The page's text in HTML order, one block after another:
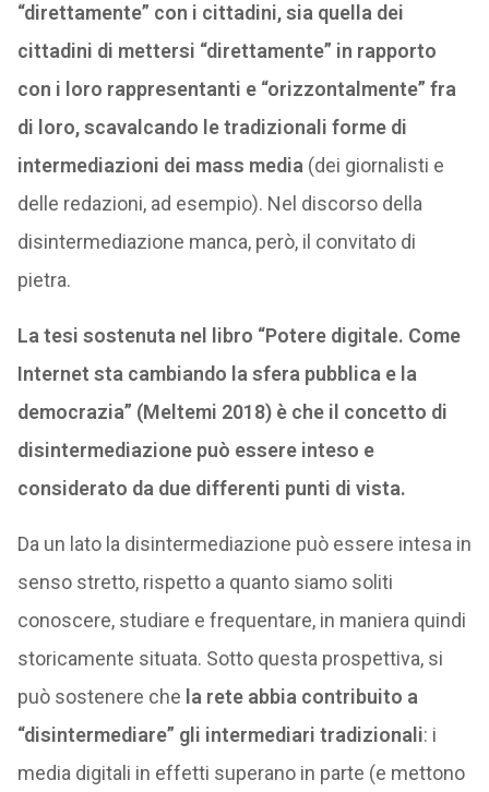
“direttamente” con i cittadini, sia quella dei
cittadini di mettersi “direttamente” in rapporto
con i loro rappresentanti e “orizzontalmente” fra
di loro, scavalcando le tradizionali forme di
intermediazioni dei mass media (dei giornalisti e
delle redazioni, ad esempio). Nel discorso della
disintermediazione manca, però, il convitato di
pietra.
La tesi sostenuta nel libro “Potere digitale. Come
Internet sta cambiando la sfera pubblica e la
democrazia” (Meltemi 2018) è che il concetto di
disintermediazione può essere inteso e
considerato da due differenti punti di vista.
Da un lato la disintermediazione può essere intesa in
senso stretto, rispetto a quanto siamo soliti
conoscere, studiare e frequentare, in maniera quindi
storicamente situata. Sotto questa prospettiva, si
può sostenere che la rete abbia contribuito a
“disintermediare” gli intermediari tradizionali: i
media digitali in effetti superano in parte (e mettono